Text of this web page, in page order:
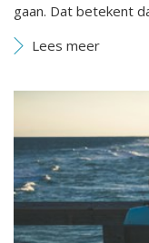
gaan. Dat betekent
Lees meer